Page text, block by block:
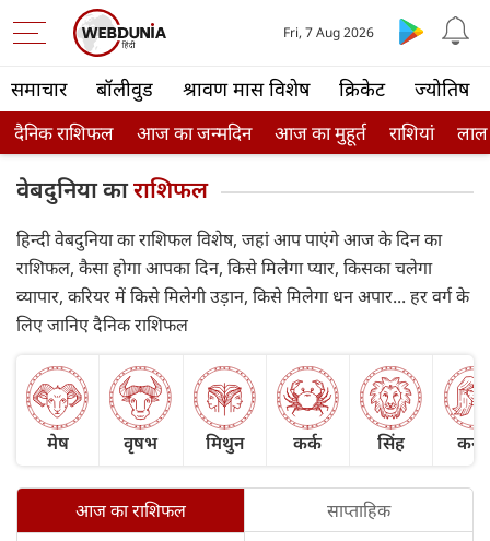
समाचार बॉलीवुड श्रावण मास विशेष क्रिकेट ज्योतिष
दैनिक राशिफल आज का जन्मदिन आज का मुहूर्त राशियां
Fri, 7 Aug 2026
वेबदुनिया काराशिफल
हिन्दी वेबदुनिया का राशिफल विशेष, जहां आप पाएंगे आज के दिन का
राशिफल, कैसा होगा आपका दिन, किसे मिलेगा प्यार, किसका चलेगा
व्यापार, करियर में किसे मिलेगी उड़ान, किसे मिलेगा धन अपार... हर वर्ग के
लिए जानिए दैनिक राशिफल
मेष वृषभ मिथुन कर्क सिंह
आज का राशिफल
साप्ताहिक